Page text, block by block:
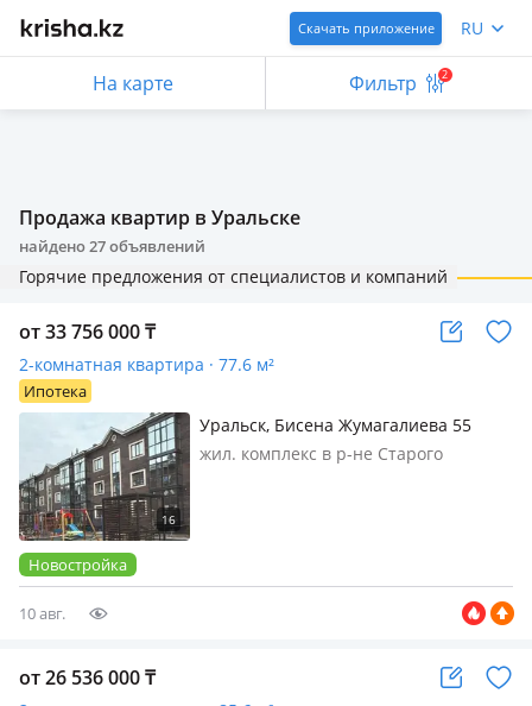
Скачать приложение RU
На карте Фильтр 2
Продажа квартир в Уральске
найдено27объявлений
Горячие предложения от специалистов и компаний
от 33 756 000₸
2-комнатная квартира · 77.6 м²
Ипотека
Уральск, Бисена Жумагалиева 55
жил. комплекс в р-не Старого
Новостройка
10 авг.
от 26 536 000₸